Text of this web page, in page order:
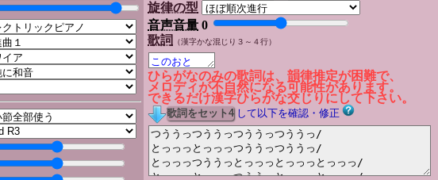
旋律の型
音声音量 0
歌詞
（漢字かな混じり３～４行）
ひらがなのみの歌詞は、韻律推定が困難で、
メロディが不自然になる可能性があります。
できるだけ漢字ひらがな交じりにして下さい。
して以下を確認・修正